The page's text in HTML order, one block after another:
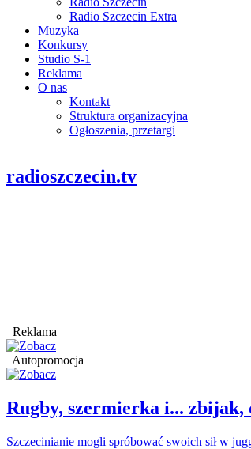
Radio Szczecin Extra
Muzyka
Konkursy
Studio S-1
Reklama
O nas
Kontakt
Struktura organizacyjna
Ogłoszenia, przetargi
radioszczecin.tv
Reklama
Autopromocja
Rugby, szermierka i...
Szczecinianie mogli spróbować swoich sił w